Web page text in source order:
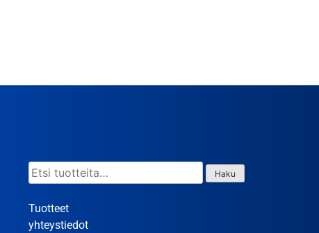
Etsi: Haku
Tuotteet
yhteystiedot